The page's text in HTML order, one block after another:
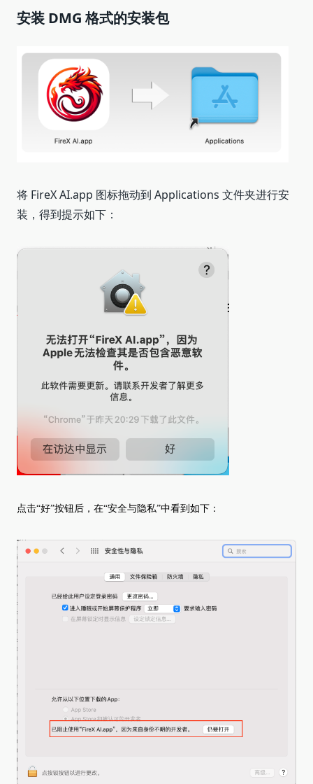
安装 DMG 格式的安装包
将 FireX AI.app 图标拖动到 Applications 文件夹进行安
装，得到提示如下：
点击“好”按钮后，在“安全与隐私”中看到如下：